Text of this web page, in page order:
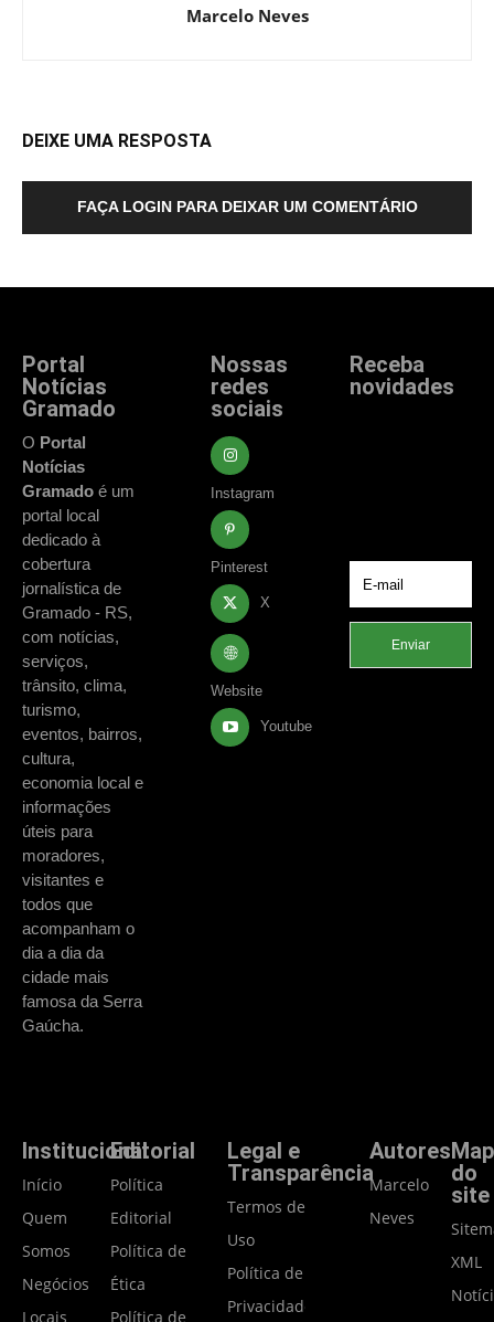
Marcelo Neves
DEIXE UMA RESPOSTA
FAÇA LOGIN PARA DEIXAR UM COMENTÁRIO
Portal
Notícias
Gramado
O Portal
Notícias
Gramado é um
portal local
dedicado à
cobertura
jornalística de
Gramado - RS,
com notícias,
serviços,
trânsito, clima,
turismo,
eventos, bairros,
cultura,
economia local e
informações
úteis para
moradores,
visitantes e
todos que
acompanham o
dia a dia da
cidade mais
famosa da Serra
Gaúcha.
Nossas
redes
sociais
Instagram
Pinterest
X
Website
Youtube
Receba
novidades
Enviar
Institucional
Início
Quem
Somos
Negócios
Locais
Editorial
Política
Editorial
Política de
Ética
Política de
Legal e
Transparência
Termos de
Uso
Política de
Privacidade
Autores
Marcelo
Neves
do
site
XML